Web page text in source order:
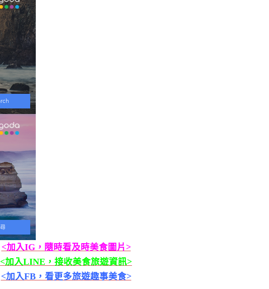
<加入IG，隨時看及時美食圖片>
<加入LINE，接收美食旅遊資訊>
<加入FB，看更多旅遊趣事美食>